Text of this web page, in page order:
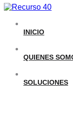
INICIO
QUIENES
SOLUCIONES